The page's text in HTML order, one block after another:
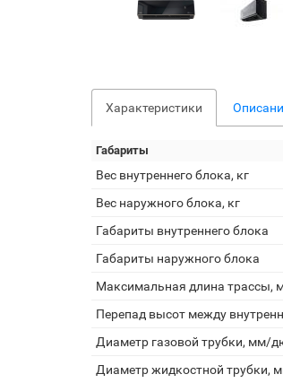
Характеристики
Габариты
Вес внутреннего блока, кг
Вес наружного блока, кг
Габариты внутреннего блока
Габариты наружного блока
Максимальная длина трассы,
Перепад высот между
Диаметр газовой трубки, мм/
Диаметр жидкостной трубки,